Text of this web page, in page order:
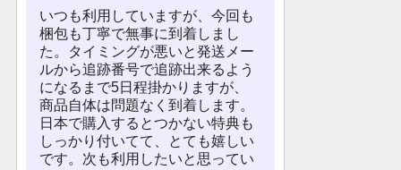
いつも利用していますが、今回も
梱包も丁寧で無事に到着しまし
た。タイミングが悪いと発送メー
ルから追跡番号で追跡出来るよう
になるまで5日程掛かりますが、
商品自体は問題なく到着します。
日本で購入するとつかない特典も
しっかり付いてて、とても嬉しい
です。次も利用したいと思ってい